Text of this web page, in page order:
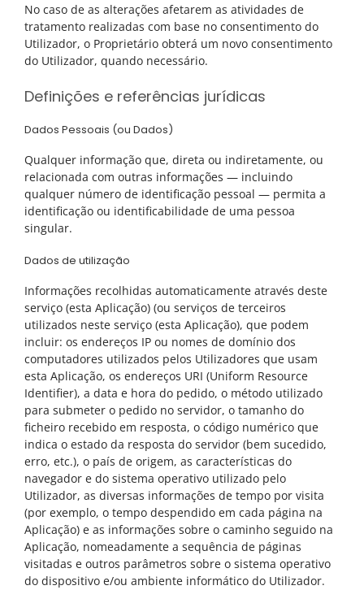
No caso de as alterações afetarem as atividades de
tratamento realizadas com base no consentimento do
Utilizador, o Proprietário obterá um novo consentimento
do Utilizador, quando necessário.
Definições e referências jurídicas
Dados Pessoais (ou Dados)
Qualquer informação que, direta ou indiretamente, ou
relacionada com outras informações — incluindo
qualquer número de identificação pessoal — permita a
identificação ou identificabilidade de uma pessoa
singular.
Dados de utilização
Informações recolhidas automaticamente através deste
serviço (esta Aplicação) (ou serviços de terceiros
utilizados neste serviço (esta Aplicação), que podem
incluir: os endereços IP ou nomes de domínio dos
computadores utilizados pelos Utilizadores que usam
esta Aplicação, os endereços URI (Uniform Resource
Identifier), a data e hora do pedido, o método utilizado
para submeter o pedido no servidor, o tamanho do
ficheiro recebido em resposta, o código numérico que
indica o estado da resposta do servidor (bem sucedido,
erro, etc.), o país de origem, as características do
navegador e do sistema operativo utilizado pelo
Utilizador, as diversas informações de tempo por visita
(por exemplo, o tempo despendido em cada página na
Aplicação) e as informações sobre o caminho seguido na
Aplicação, nomeadamente a sequência de páginas
visitadas e outros parâmetros sobre o sistema operativo
do dispositivo e/ou ambiente informático do Utilizador.